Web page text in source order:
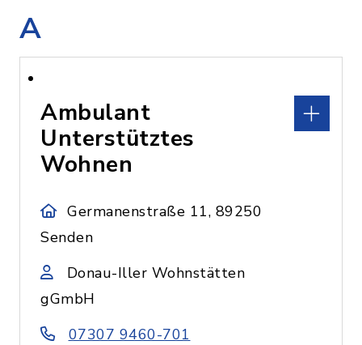
A
Ambulant
Unterstütztes
Wohnen
Germanenstraße 11, 89250
Senden
Donau-Iller Wohnstätten
gGmbH
07307 9460-701